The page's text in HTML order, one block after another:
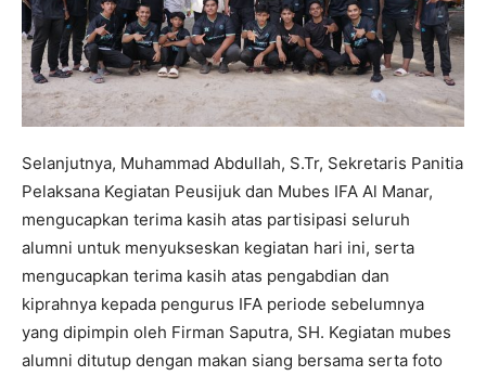
Selanjutnya, Muhammad Abdullah, S.Tr, Sekretaris Panitia
Pelaksana Kegiatan Peusijuk dan Mubes IFA Al Manar,
mengucapkan terima kasih atas partisipasi seluruh
alumni untuk menyukseskan kegiatan hari ini, serta
mengucapkan terima kasih atas pengabdian dan
kiprahnya kepada pengurus IFA periode sebelumnya
yang dipimpin oleh Firman Saputra, SH. Kegiatan mubes
alumni ditutup dengan makan siang bersama serta foto